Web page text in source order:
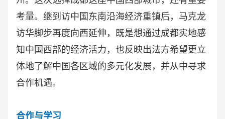
考量。继到访中国东南沿海经济重镇后，马克龙
访华脚步再度向西延伸，既是想通过成都实地感
知中国西部的经济活力，也反映出法方希望更立
体地了解中国各区域的多元化发展，并从中寻求
合作机遇。
合作与学习